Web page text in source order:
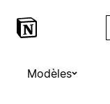
Modèles